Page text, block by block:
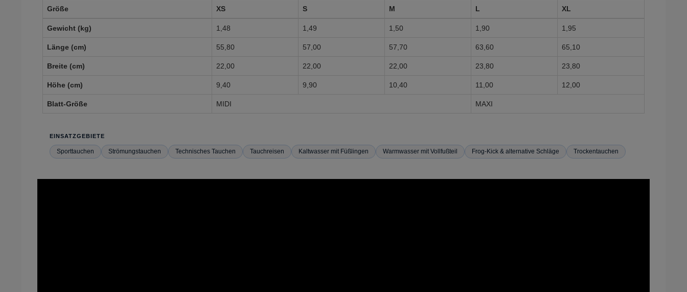
Größe XS S M L XL
Gewicht (kg) 1,48 1,49 1,50 1,90 1,95
Länge (cm) 55,80 57,00 57,70 63,60 65,10
Breite (cm) 22,00 22,00 22,00 23,80 23,80
Höhe (cm) 9,40 9,90 10,40 11,00 12,00
Blatt-Größe MIDI MAXI
EINSATZGEBIETE
Sporttauchen Strömungstauchen Technisches Tauchen Tauchreisen Kaltwasser mit Füßlingen Warmwasser mit Vollfußteil Frog-Kick & alternative Schläge Trockentauchen